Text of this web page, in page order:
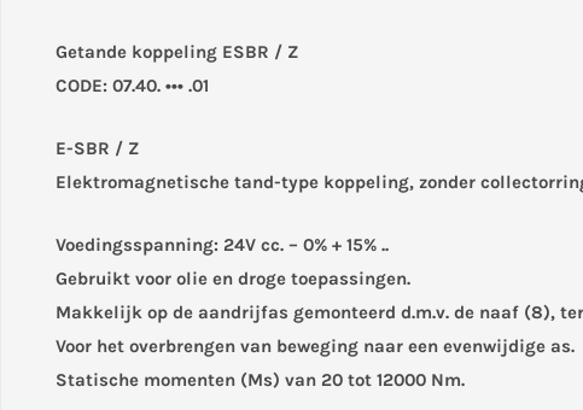
Getande koppeling ESBR / Z
CODE: 07.40. ••• .01
E-SBR / Z
Elektromagnetische tand-type koppeling, zonder
Voedingsspanning: 24V cc. – 0% + 15% ..
Gebruikt voor olie en droge toepassingen.
Makkelijk op de aandrijfas gemonteerd d.m.v. de naaf (8),
Voor het overbrengen van beweging naar een evenwijdige as.
Statische momenten (Ms) van 20 tot 12000 Nm.